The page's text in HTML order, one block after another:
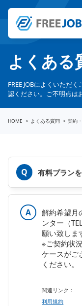
よくある
FREE JOBによくいただ
認ください。ご不明点は
HOME よくある質問 契約
有料プラン
解約希望月
ンター（
願い致しま
※ご契約状
ケースがご
ください。
関連リンク：
利用規約